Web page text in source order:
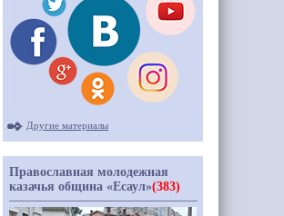
Другие материалы
Православная молодежная
казачья община «Есаул»(383)